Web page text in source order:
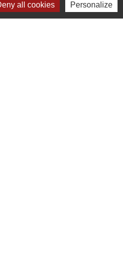
ou propriétaire
all cookies Personalize